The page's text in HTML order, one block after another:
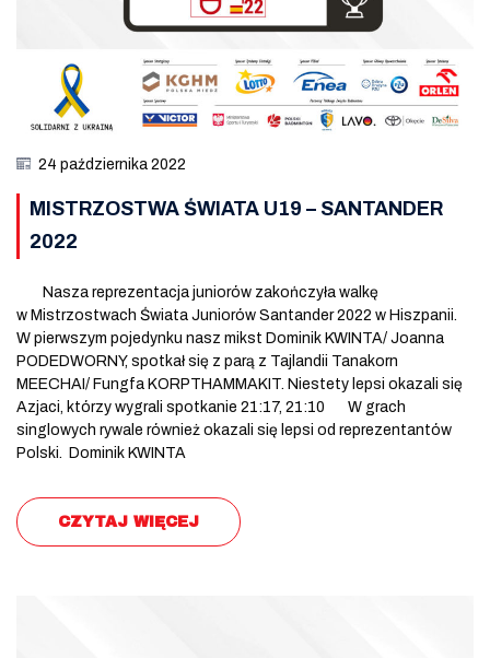
24 października 2022
MISTRZOSTWA ŚWIATA U19 – SANTANDER
2022
Nasza reprezentacja juniorów zakończyła walkę
w Mistrzostwach Świata Juniorów Santander 2022 w Hiszpanii.
W pierwszym pojedynku nasz mikst Dominik KWINTA/ Joanna
PODEDWORNY, spotkał się z parą z Tajlandii Tanakorn
MEECHAI/ Fungfa KORPTHAMMAKIT. Niestety lepsi okazali się
Azjaci, którzy wygrali spotkanie 21:17, 21:10 W grach
singlowych rywale również okazali się lepsi od reprezentantów
Polski. Dominik KWINTA
CZYTAJ WIĘCEJ